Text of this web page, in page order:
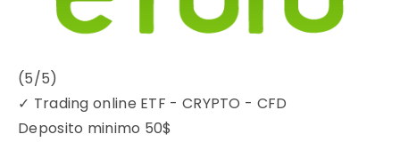
(5/5)
✓ Trading online ETF - CRYPTO - CFD
Deposito minimo 50$